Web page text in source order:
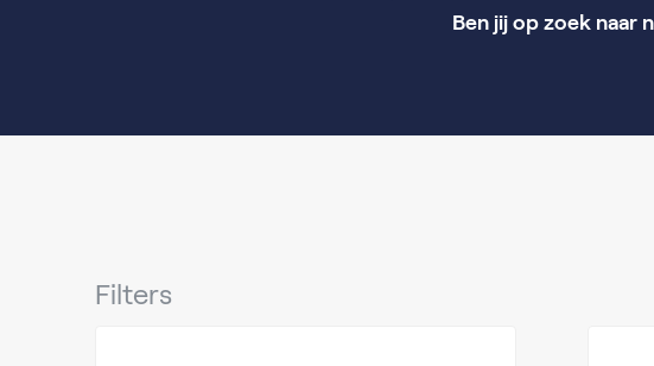
Ben jij op zoek naar
Filters